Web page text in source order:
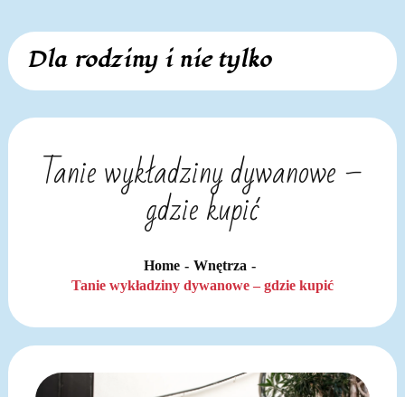
Skip
content
Dla rodziny i nie tylko
Tanie wykładziny dywanowe –
gdzie kupić
Home
Wnętrza
Tanie wykładziny dywanowe – gdzie kupić